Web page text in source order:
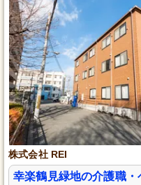
株式会社 REI
幸楽鶴見緑地の介護職